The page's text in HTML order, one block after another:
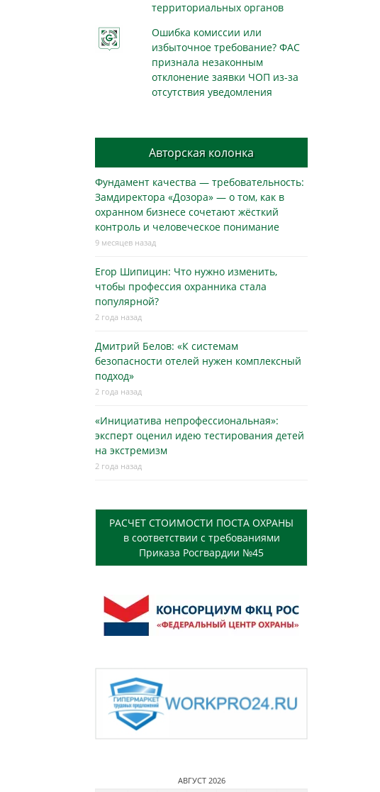
территориальных органов
Ошибка комиссии или
избыточное требование? ФАС
признала незаконным
отклонение заявки ЧОП из-за
отсутствия уведомления
Авторская колонка
Фундамент качества — требовательность:
Замдиректора «Дозора» — о том, как в
охранном бизнесe сочетают жёсткий
контроль и человеческое понимание
9 месяцев назад
Егор Шипицин: Что нужно изменить,
чтобы профессия охранника стала
популярной?
2 года назад
Дмитрий Белов: «К системам
безопасности отелей нужен комплексный
подход»
2 года назад
«Инициатива непрофессиональная»:
эксперт оценил идею тестирования детей
на экстремизм
2 года назад
РАСЧЕТ СТОИМОСТИ ПОСТА ОХРАНЫ
в соответствии с требованиями
Приказа Росгвардии №45
АВГУСТ 2026